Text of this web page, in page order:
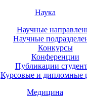
Наука
Научные
Научные
Конкурсы
Конференции
Публикации
Курсовые и дипломные
Медицина